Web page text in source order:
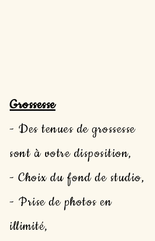
Grossesse
- Des tenues de grossesse
sont à votre disposition,
- Choix du fond de studio,
- Prise de photos en
illimité,